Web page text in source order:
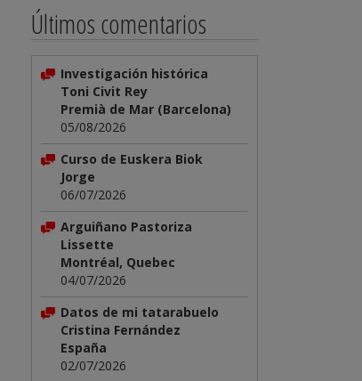
Últimos comentarios
Investigación histórica
Toni Civit Rey
Premià de Mar (Barcelona)
05/08/2026
Curso de Euskera Biok
Jorge
06/07/2026
Arguiñano Pastoriza
Lissette
Montréal, Quebec
04/07/2026
Datos de mi tatarabuelo
Cristina Fernández
España
02/07/2026